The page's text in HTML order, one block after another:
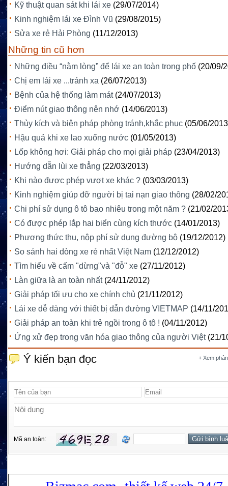
Kỹ thuật quan sát khi lái xe (29/07/2014)
Kinh nghiệm lái xe Đình Vũ (29/08/2015)
Sửa xe rẻ Hải Phòng (11/12/2013)
Những tin cũ hơn
Những điều “nằm lòng” để lái xe an toàn trong phố (20/09/
Chị em lái xe ...tránh xa (26/07/2013)
Bệnh của hệ thống làm mát (24/07/2013)
Điểm nút giao thông nên nhớ (14/06/2013)
Thủy kích và biện pháp phòng tránh,khắc phục (05/06/
Hậu quả khi xe lao xuống nước (01/05/2013)
Lốp không hơi: Giải pháp cho mọi giải pháp (23/04/2013)
Hướng dẫn lùi xe thẳng (22/03/2013)
Khi nào được phép vượt xe khác ? (03/03/2013)
Kinh nghiệm giúp đỡ người bị tai nạn giao thông (28/02/
Chi phí sử dụng ô tô bao nhiêu trong một năm ? (21/02/
Có được phép lắp hai biển cùng kích thước (14/01/2013)
Phương thức thu, nộp phí sử dụng đường bộ (19/12/2012)
So sánh hai dòng xe rẻ nhất Việt Nam (12/12/2012)
Tìm hiểu về cấm "dừng"và "đỗ" xe (27/11/2012)
Làn giữa là an toàn nhất (24/11/2012)
Giải pháp tối ưu cho xe chính chủ (21/11/2012)
Lái xe dễ dàng với thiết bị dẫn đường VIETMAP (14/11/
Giải pháp an toàn khi trẻ ngồi trong ô tô ! (04/11/2012)
Ứng xử đẹp trong văn hóa giao thông của người Việt (21/
+ Xem
Ý kiến bạn đọc
Mã an toàn: